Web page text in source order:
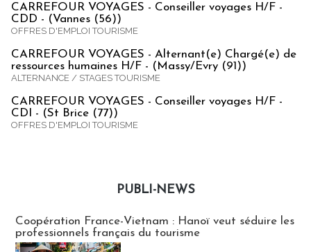
CARREFOUR VOYAGES - Conseiller voyages H/F -
CDD - (Vannes (56))
OFFRES D'EMPLOI TOURISME
CARREFOUR VOYAGES - Alternant(e) Chargé(e) de
ressources humaines H/F - (Massy/Evry (91))
ALTERNANCE / STAGES TOURISME
CARREFOUR VOYAGES - Conseiller voyages H/F -
CDI - (St Brice (77))
OFFRES D'EMPLOI TOURISME
PUBLI-NEWS
Coopération France-Vietnam : Hanoï veut séduire les
professionnels français du tourisme